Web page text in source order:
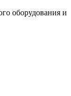
оборудования и